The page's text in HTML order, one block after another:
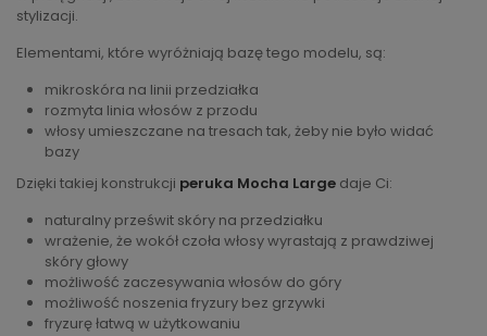
stylizacji.
Elementami, które wyróżniają bazę tego modelu, są:
mikroskóra na linii przedziałka
rozmyta linia włosów z przodu
włosy umieszczane na tresach tak, żeby nie było widać
bazy
Dzięki takiej konstrukcji peruka Mocha Large daje Ci:
naturalny prześwit skóry na przedziałku
wrażenie, że wokół czoła włosy wyrastają z prawdziwej
skóry głowy
możliwość zaczesywania włosów do góry
możliwość noszenia fryzury bez grzywki
fryzurę łatwą w użytkowaniu